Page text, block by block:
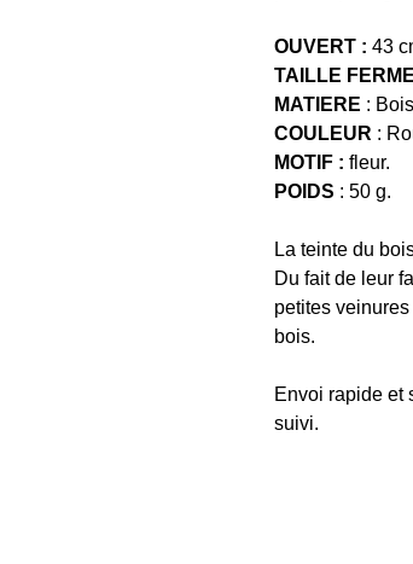
OUVERT : 43
TAILLE FERME
MATIERE :
COULEUR :
MOTIF : fleur.
POIDS : 50 g.
La teinte du
Du fait de leur
petites
bois.
Envoi rapide et
suivi.